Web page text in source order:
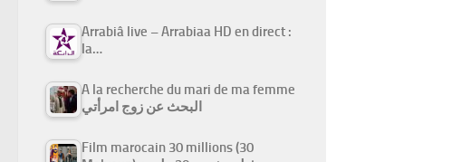
Arrabiâ live – Arrabiaa HD en direct :
la…
A la recherche du mari de ma femme
البحث عن زوج امرأتي
Film marocain 30 millions (30